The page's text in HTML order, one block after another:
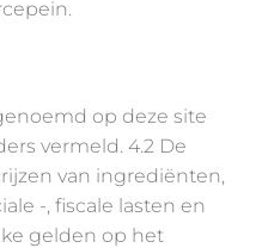
op deze site
vermeld. 4.2 De
van ingrediënten,
-, fiscale lasten en
gelden op het